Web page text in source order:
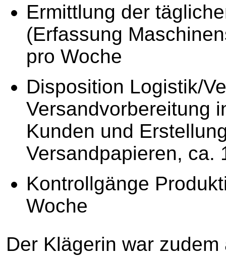
Ermittlung der
(Erfassung
pro Woche
Disposition Logistik/
Versandvorbereitung
Kunden und
Versandpapieren, ca.
Kontrollgänge
Woche
Der Klägerin war